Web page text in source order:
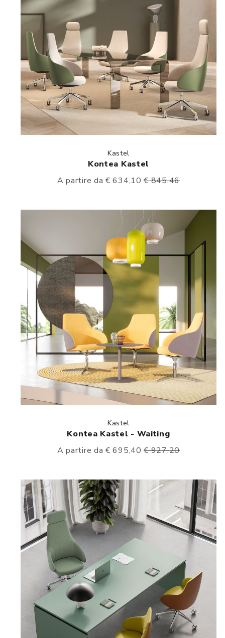
Kastel
Kontea Kastel
A partire da € 634,10€ 845,46
Kastel
Kontea Kastel - Waiting
A partire da € 695,40€ 927,20